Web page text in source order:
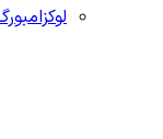
لوکزامبورگ 🇱🇺